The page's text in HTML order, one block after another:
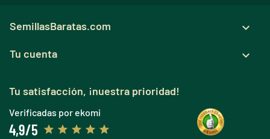
SemillasBaratas.com 
Tu cuenta 
Tu satisfacción, ¡nuestra prioridad!
Verificadas por ekomi
4,9/5